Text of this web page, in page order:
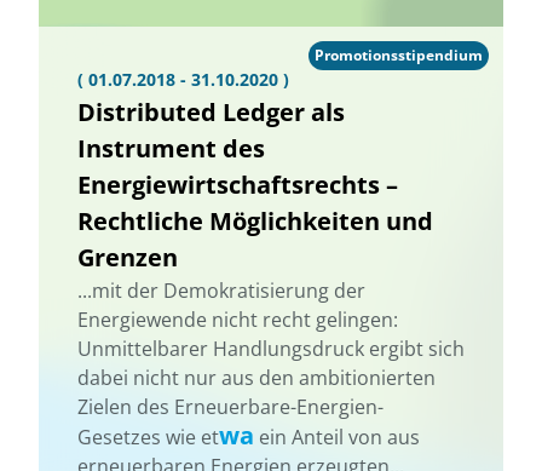
( 01.07.2018 - 31.10.2020 )
Distributed Ledger als
Instrument des
Energiewirtschaftsrechts –
Rechtliche Möglichkeiten und
Grenzen
...mit der Demokratisierung der
Energiewende nicht recht gelingen:
Unmittelbarer Handlungsdruck ergibt sich
dabei nicht nur aus den ambitionierten
Zielen des Erneuerbare-Energien-
Gesetzes wie etwa ein Anteil von aus
Promotionsstipendium